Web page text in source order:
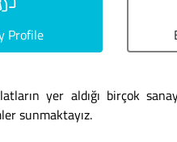
Profile
yer aldığı birçok
sunmaktayız.